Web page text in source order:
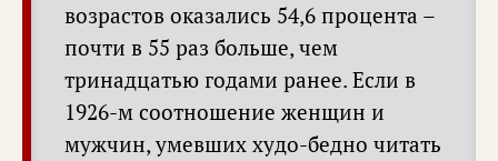
возрастов оказались 54,6 процента –
почти в 55 раз больше, чем
тринадцатью годами ранее. Если в
1926-м соотношение женщин и
мужчин, умевших худо-бедно читать